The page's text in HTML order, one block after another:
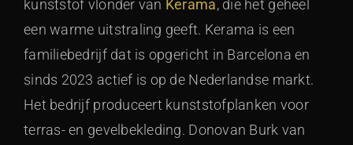
kunststof vlonder van Kerama, die het geheel
een warme uitstraling geeft. Kerama is een
familiebedrijf dat is opgericht in Barcelona en
sinds 2023 actief is op de Nederlandse markt.
Het bedrijf produceert kunststofplanken voor
terras- en gevelbekleding. Donovan Burk van